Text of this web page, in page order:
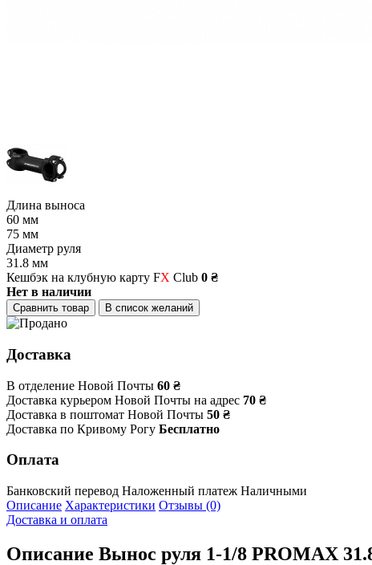
Длина выноса
60 мм
75 мм
Диаметр руля
31.8 мм
Кешбэк на клубную карту FX Club 0 ₴
Нет в наличии
Сравнить товар В список желаний
Доставка
В отделение Новой Почты 60 ₴
Доставка курьером Новой Почты на адрес 70 ₴
Доставка в поштомат Новой Почты 50 ₴
Доставка по Кривому Рогу Бесплатно
Оплата
Банковский перевод Наложенный платеж Наличными
Описание Характеристики Отзывы (0)
Доставка и оплата
Описание Вынос руля 1-1/8 PROMAX